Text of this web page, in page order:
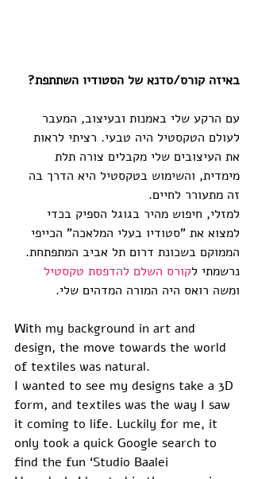
באיזה קורס/סדנא של הסטודיו השתתפת?
עם הרקע שלי באמנות ובעיצוב, המעבר
לעולם הטקסטיל היה טבעי. רציתי לראות
את העיצובים שלי מקבלים צורה תלת
מימדית, והשימוש בטקסטיל היא הדרך בה
זה מתעורר לחיים.
למזלי, חיפוש מהיר בגוגל הספיק בכדי
למצוא את "סטודיו בעלי המלאכה" הכייפי
הממוקם בשכונת דרום תל אביב המתפתחת.
נרשמתי לקורס השלם להדפסת טקסטיל
ומשה רואס היה המורה המדהים שלי.
With my background in art and
design, the move towards the world
of textiles was natural.
I wanted to see my designs take a 3D
form, and textiles was the way I saw
it coming to life. Luckily for me, it
only took a quick Google search to
find the fun ‘Studio Baalei